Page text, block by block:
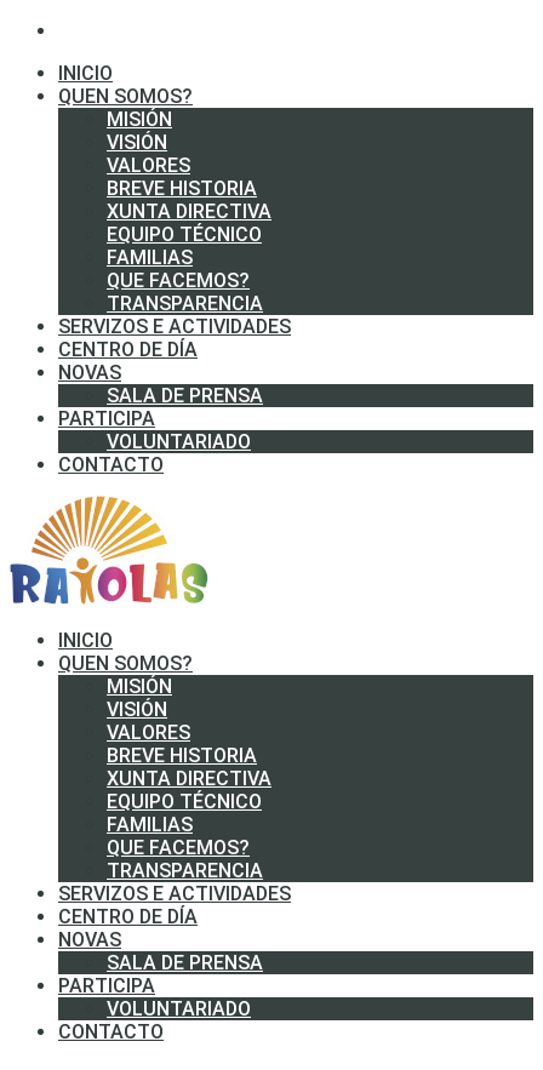
INICIO
QUEN SOMOS?
MISIÓN
VISIÓN
VALORES
BREVE HISTORIA
XUNTA DIRECTIVA
EQUIPO TÉCNICO
FAMILIAS
QUE FACEMOS?
TRANSPARENCIA
SERVIZOS E ACTIVIDADES
CENTRO DE DÍA
NOVAS
SALA DE PRENSA
PARTICIPA
VOLUNTARIADO
CONTACTO
INICIO
QUEN SOMOS?
MISIÓN
VISIÓN
VALORES
BREVE HISTORIA
XUNTA DIRECTIVA
EQUIPO TÉCNICO
FAMILIAS
QUE FACEMOS?
TRANSPARENCIA
SERVIZOS E ACTIVIDADES
CENTRO DE DÍA
NOVAS
SALA DE PRENSA
PARTICIPA
VOLUNTARIADO
CONTACTO